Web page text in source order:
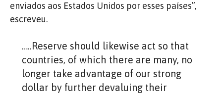
enviados aos Estados Unidos por esses países”​,
escreveu.
…..Reserve should likewise act so that
countries, of which there are many, no
longer take advantage of our strong
dollar by further devaluing their